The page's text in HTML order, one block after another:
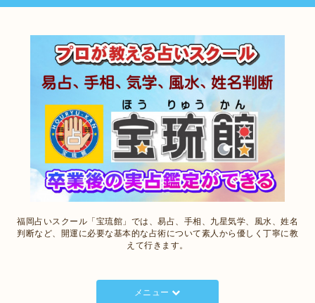
福岡占いスクール「宝琉館」では、易占、手相、九星気学、風水、姓名
判断など、開運に必要な基本的な占術について素人から優しく丁寧に教
えて行きます。
メニュー